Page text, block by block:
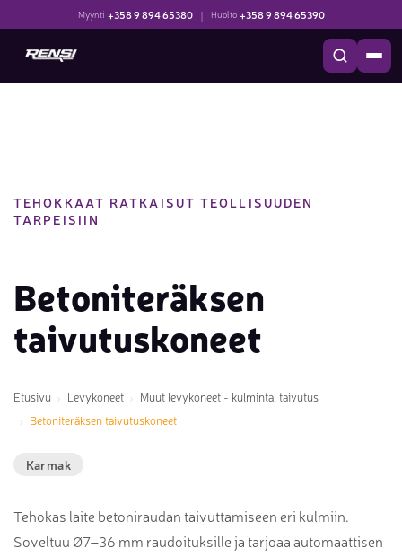
Myynti +358 9 894 65380 | Huolto +358 9 894 65390
TEHOKKAAT RATKAISUT TEOLLISUUDEN
TARPEISIIN
Betoniteräksen
taivutuskoneet
Etusivu Levykoneet
Muut levykoneet - kulminta, taivutus
Betoniteräksen taivutuskoneet
Karmak
Tehokas laite betoniraudan taivuttamiseen eri kulmiin.
Soveltuu Ø7–36 mm raudoituksille ja tarjoaa automaattisen